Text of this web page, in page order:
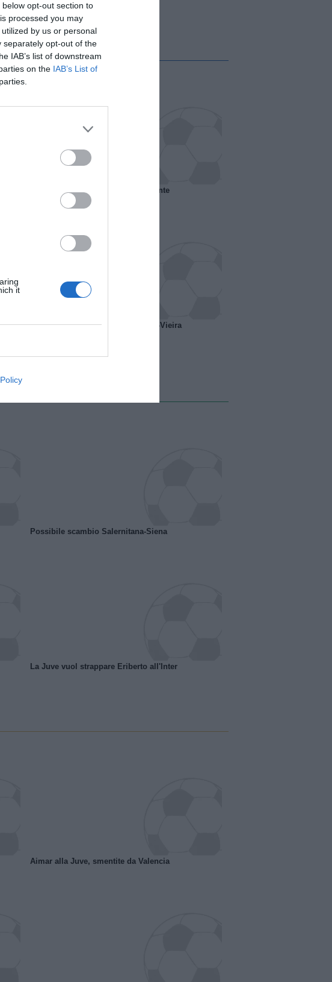
opt-out section to
processed you may
by us or personal
separately opt-out of the
IAB’s list of downstream
on the IAB’s List of
it
Francia, il Marsiglia senza presidente
A gennaio ipotesi scambio Davids-Vieira
Possibile scambio Salernitana-Siena
La Juve vuol strappare Eriberto all'Inter
Aimar alla Juve, smentite da Valencia